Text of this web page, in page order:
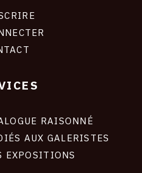
RAISONNÉ
AUX GALERISTES
EXPOSITIONS